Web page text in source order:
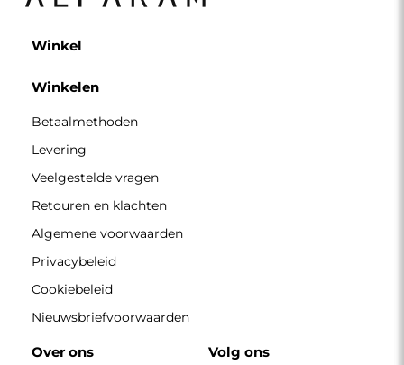
Winkel
Winkelen
Betaalmethoden
Levering
Veelgestelde vragen
Retouren en klachten
Algemene voorwaarden
Privacybeleid
Cookiebeleid
Nieuwsbriefvoorwaarden
Over ons Volg ons